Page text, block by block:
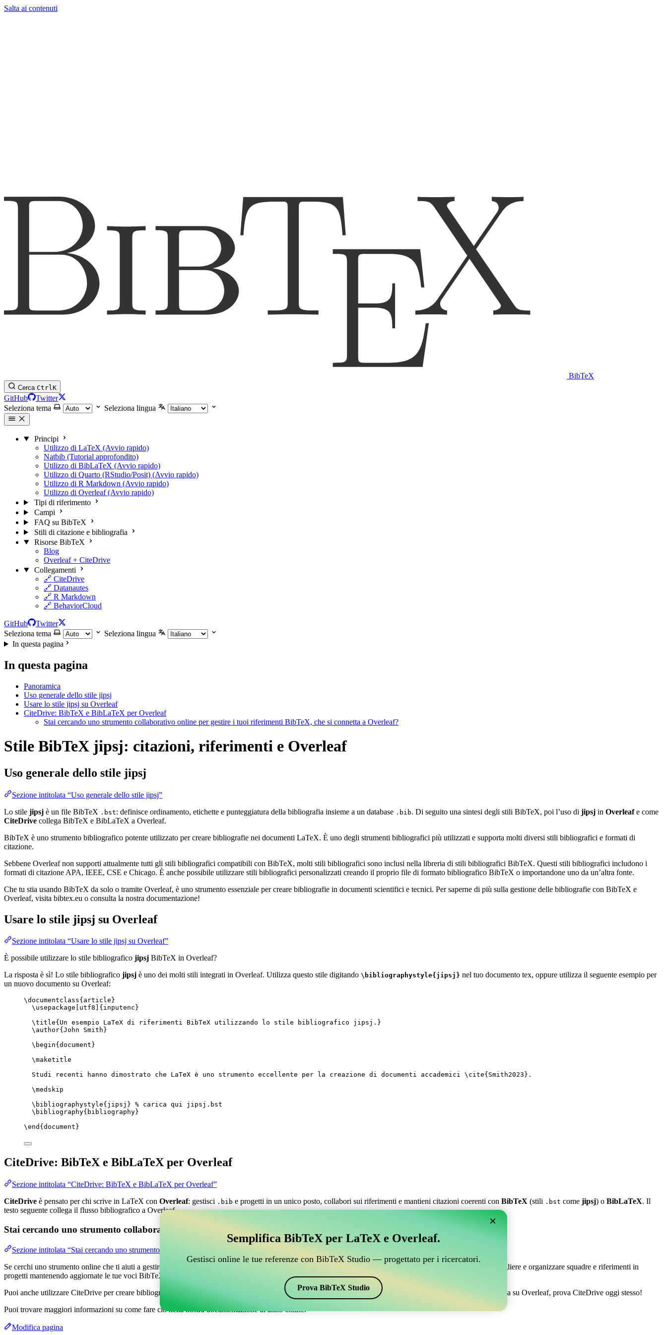
Salta ai contenuti
BibTeX
Cerca CtrlK
GitHub
Twitter
Seleziona tema
Seleziona lingua
Principi
Utilizzo di LaTeX (Avvio rapido)
Natbib (Tutorial approfondito)
Utilizzo di BibLaTeX (Avvio rapido)
Utilizzo di Quarto (RStudio/Posit) (Avvio rapido)
Utilizzo di R Markdown (Avvio rapido)
Utilizzo di Overleaf (Avvio rapido)
Tipi di riferimento
Campi
FAQ su BibTeX
Stili di citazione e bibliografia
Risorse BibTeX
Blog
Overleaf + CiteDrive
Collegamenti
🔗 CiteDrive
🔗 Datanautes
🔗 R Markdown
🔗 BehaviorCloud
GitHub
Twitter
Seleziona tema
Seleziona lingua
In questa pagina
In questa pagina
Panoramica
Uso generale dello stile jipsj
Usare lo stile jipsj su Overleaf
CiteDrive: BibTeX e BibLaTeX per Overleaf
Stai cercando uno strumento collaborativo online per gestire i tuoi riferimenti BibTeX, che si connetta a Overleaf?
Stile BibTeX jipsj: citazioni, riferimenti e Overleaf
Uso generale dello stile jipsj
Sezione intitolata “Uso generale dello stile jipsj”
Lo stile jipsj è un file BibTeX .bst: definisce ordinamento, etichette e punteggiatura della bibliografia insieme a un database .bib. Di seguito una sintesi degli stili BibTeX, poi l’uso di jipsj in Overleafe come
CiteDrive collega BibTeX e BibLaTeX a Overleaf.
BibTeX è uno strumento bibliografico potente utilizzato per creare bibliografie nei documenti LaTeX. È uno degli strumenti bibliografici più utilizzati e supporta molti diversi stili bibliografici e formati di
citazione.
Sebbene Overleaf non supporti attualmente tutti gli stili bibliografici compatibili con BibTeX, molti stili bibliografici sono inclusi nella libreria di stili bibliografici BibTeX. Questi stili bibliografici includono i
formati di citazione APA, IEEE, CSE e Chicago. È anche possibile utilizzare stili bibliografici personalizzati creando il proprio file di formato bibliografico BibTeX o importandone uno da un’altra fonte.
Che tu stia usando BibTeX da solo o tramite Overleaf, è uno strumento essenziale per creare bibliografie in documenti scientifici e tecnici. Per saperne di più sulla gestione delle bibliografie con BibTeX e
Overleaf, visita bibtex.eu o consulta la nostra documentazione!
Usare lo stile jipsj su Overleaf
Sezione intitolata “Usare lo stile jipsj su Overleaf”
È possibile utilizzare lo stile bibliografico jipsj BibTeX in Overleaf?
La risposta è sì! Lo stile bibliografico jipsj è uno dei molti stili integrati in Overleaf. Utilizza questo stile digitando \bibliographystyle{jipsj} nel tuo documento tex, oppure utilizza il seguente esempio per
un nuovo documento su Overleaf:
\documentclass{ article }
\usepackage
utf8 ]{ inputenc }
\title{Un esempio LaTeX di riferimenti BibTeX utilizzando lo stile bibliografico jipsj.}
\author{John Smith}
\begin{ document }
\maketitle
Studi recenti hanno dimostrato che LaTeX è uno strumento eccellente per la creazione di documenti accademici \cite{ Smith2023 }.
\medskip
\bibliographystyle{jipsj} % carica qui jipsj.bst
\bibliography{bibliography}
\end { document }
CiteDrive: BibTeX e BibLaTeX per Overleaf
Sezione intitolata “CiteDrive: BibTeX e BibLaTeX per Overleaf”
CiteDrive è pensato per chi scrive in LaTeX con Overleaf: gestisci .bib e progetti in un unico posto, collabori sui riferimenti e mantieni citazioni coerenti con BibTeX (stili .bst come jipsj) o BibLaTeX. Il
testo seguente collega il flusso bibliografico a Overleaf.
Stai cercando uno strumento collaborativo online per gestire i tuoi riferimenti BibTeX, che si connetta a Overleaf?
Sezione intitolata “Stai cercando uno strumento collaborativo online per gestire i tuoi riferimenti BibTeX, che si connetta a Overleaf?”
Se cerchi uno strumento online che ti aiuti a gestire i tuoi riferimenti, citazioni e bibliografia su Overleaf, CiteDrive potrebbe essere perfetto! Ti permette di raccogliere e organizzare squadre e riferimenti in
progetti mantenendo aggiornate le tue voci BibTeX nel tuo progetto Overleaf.
Puoi anche utilizzare CiteDrive per creare bibliografie e citazioni in vari stili, incluso jipsj. Quindi, se stai cercando un modo semplice per gestire la tua bibliografia su Overleaf, prova CiteDrive oggi stesso!
Puoi trovare maggiori informazioni su come fare ciò nella nostra documentazione di aiuto online.
Modifica pagina
×
Semplifica BibTeX per LaTeX e Overleaf.
Gestisci online le tue referenze con BibTeX Studio — progettato per i ricercatori.
Prova BibTeX Studio